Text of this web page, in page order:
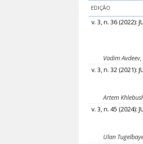
EDIÇÃO
v. 3, n. 36 (2022):
Vadim
v. 3, n. 32 (2021):
Artem
v. 3, n. 45 (2024):
Ulan